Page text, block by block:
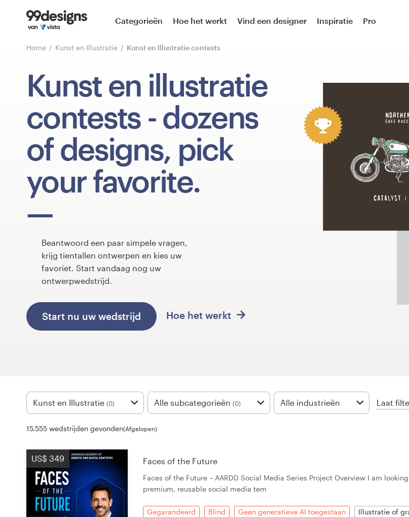
Categorieën Hoe het werkt Vind een designer Inspiratie Pro
Home Kunst en Illustratie Kunst en Illustratie contests
Kunst en illustratie
contests - dozens
of designs, pick
your favorite.
Beantwoord een paar simpele vragen,
krijg tientallen ontwerpen en kies uw
favoriet. Start vandaag nog uw
ontwerpwedstrijd.
Start nu uw wedstrijd Hoe het werkt
Kunst en Illustratie (0) Alle subcategorieën (0) Alle industrieën Laat
15.555 wedstrijden gevonden(Afgelopen)
US$ 349 Faces of the Future
Faces of the Future – AARDD Social Media Series Project Overview I am
premium, reusable social media tem
Gegarandeerd Blind Geen generatieve AI toegestaan
Illustratie of
Home
Blader door categorieën
Vind een designer
Inspiratie
99designs Pro
Ontwerpdiensten
1-op-1 projecten
Vind een designer
99designs Studio
Ontvang
Visitekaartje
Webdesign